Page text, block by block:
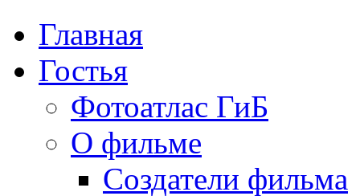
Главная
Гостья
Фотоатлас ГиБ
О фильме
Создатели фильма